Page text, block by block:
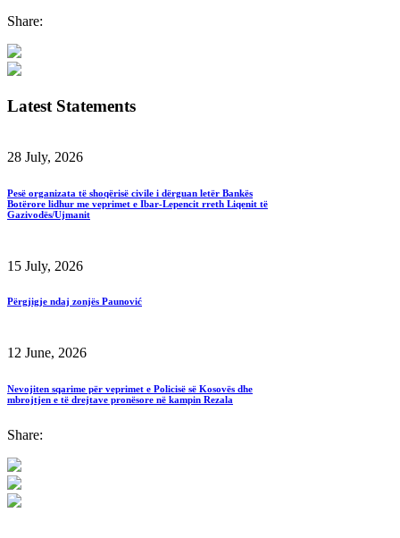
Share:
Latest Statements
28 July, 2026
Pesë organizata të shoqërisë civile i dërguan letër Bankës
Botërore lidhur me veprimet e Ibar-Lepencit rreth Liqenit të
Gazivodës/Ujmanit
15 July, 2026
Përgjigje ndaj zonjës Paunović
12 June, 2026
Nevojiten sqarime për veprimet e Policisë së Kosovës dhe
mbrojtjen e të drejtave pronësore në kampin Rezala
Share: